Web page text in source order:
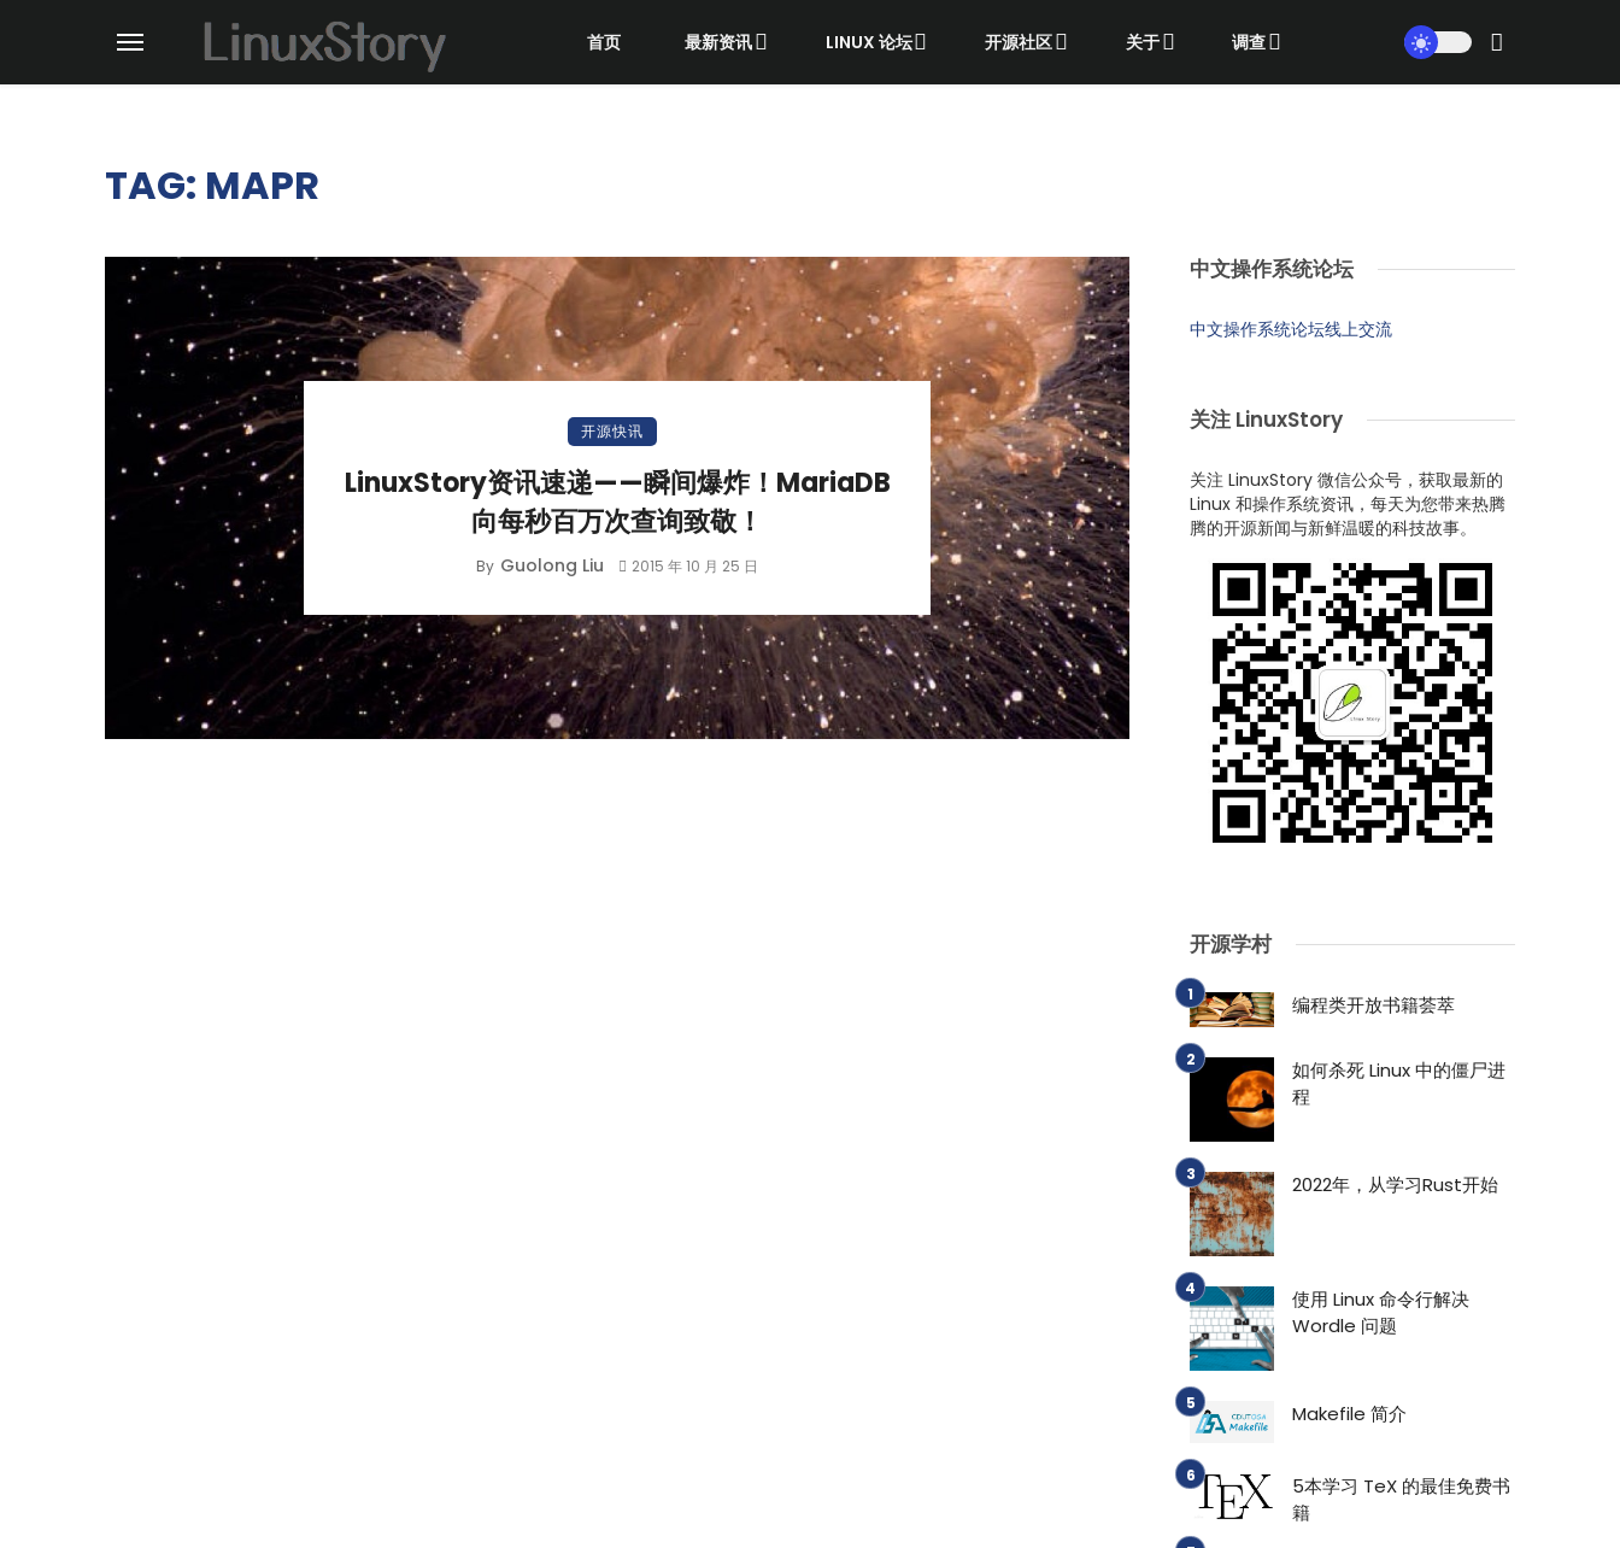
首页 最新资讯 LINUX 论坛 开源社区 关于 调查
TAG: MAPR
开源快讯
LinuxStory资讯速递——瞬间爆炸！MariaDB
向每秒百万次查询致敬！
By Guolong Liu 2015 年 10 月 25 日
中文操作系统论坛
中文操作系统论坛线上交流
关注 LinuxStory
关注 LinuxStory 微信公众号，获取最新的
Linux 和操作系统资讯，每天为您带来热腾
腾的开源新闻与新鲜温暖的科技故事。
开源学村
编程类开放书籍荟萃
如何杀死 Linux 中的僵尸进
程
2022年，从学习Rust开始
使用 Linux 命令行解决
Wordle 问题
Makefile 简介
5本学习 TeX 的最佳免费书
籍